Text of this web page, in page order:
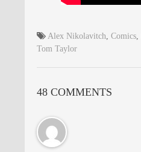
Alex Nikolavitch, Comics,
Tom Taylor
48 COMMENTS